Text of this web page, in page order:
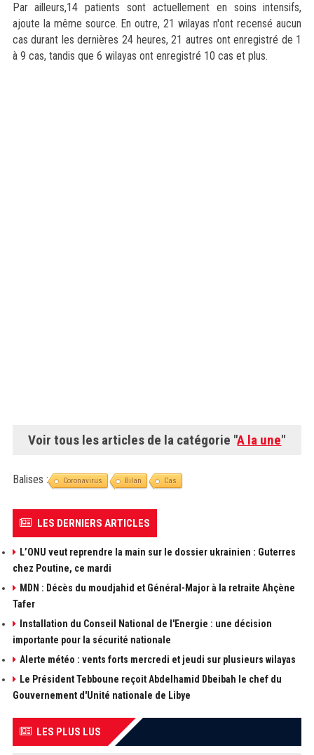
Par ailleurs,14 patients sont actuellement en soins intensifs,
ajoute la même source. En outre, 21 wilayas n'ont recensé aucun
cas durant les dernières 24 heures, 21 autres ont enregistré de 1
à 9 cas, tandis que 6 wilayas ont enregistré 10 cas et plus.
Voir tous les articles de la catégorie "A la une"
Balises : Coronavirus Bilan Cas
LES DERNIERS ARTICLES
L’ONU veut reprendre la main sur le dossier ukrainien : Guterres
chez Poutine, ce mardi
MDN : Décès du moudjahid et Général-Major à la retraite Ahçène
Tafer
Installation du Conseil National de l'Energie : une décision
importante pour la sécurité nationale
Alerte météo : vents forts mercredi et jeudi sur plusieurs wilayas
Le Président Tebboune reçoit Abdelhamid Dbeibah le chef du
Gouvernement d'Unité nationale de Libye
LES PLUS LUS